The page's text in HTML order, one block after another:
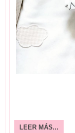
LEER MÁS...